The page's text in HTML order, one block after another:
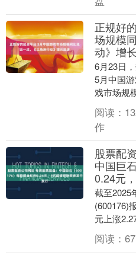
正规好
场规模
动》增
6月23日
5月中国
戏市场规
成。据悉
更....
阅读：
作
股票配
中国巨
0.24元
截至2025
(600176)
元上涨
中最高价
阅读： 67